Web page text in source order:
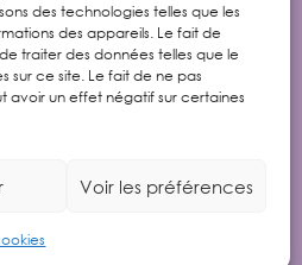
des technologies telles que les
des appareils. Le fait de
traiter des données telles que le
sur ce site. Le fait de ne pas
avoir un effet négatif sur certaines
Voir les préférences